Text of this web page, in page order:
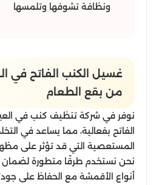
ونظافة تشوفها وتلمسها
غسيل الكنب الفاتح في
من بقع الطعام
نوفر في شركة تنظيف كنب في
الفاتح بفعالية، مما يساعد في
المستعصية التي قد تؤثر على
نحن نستخدم طرقًا متطورة
أنواع الأقمشة مع الحفاظ على